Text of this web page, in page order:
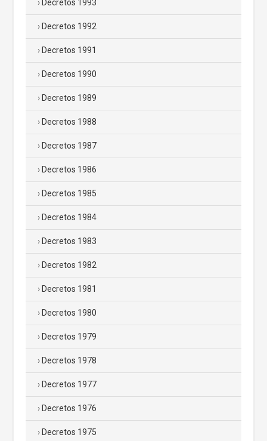
Decretos 1993
Decretos 1992
Decretos 1991
Decretos 1990
Decretos 1989
Decretos 1988
Decretos 1987
Decretos 1986
Decretos 1985
Decretos 1984
Decretos 1983
Decretos 1982
Decretos 1981
Decretos 1980
Decretos 1979
Decretos 1978
Decretos 1977
Decretos 1976
Decretos 1975